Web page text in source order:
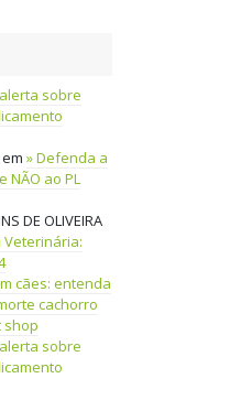
sobre
em
Defenda a
NÃO ao PL
DE OLIVEIRA
cães: entenda
cachorro
shop
sobre